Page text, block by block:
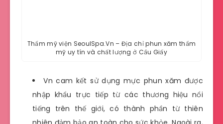
Thẩm mỹ viện SeoulSpa.Vn – Địa chỉ phun xăm thẩm
mỹ uy tín và chất lượng ở Cầu Giấy
Vn cam kết sử dụng mực phun xăm được
nhập khẩu trực tiếp từ các thương hiệu nổi
tiếng trên thế giới, có thành phần từ thiên